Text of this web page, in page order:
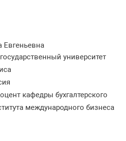
Евгеньевна
университет
кафедры бухгалтерского
международного бизнеса